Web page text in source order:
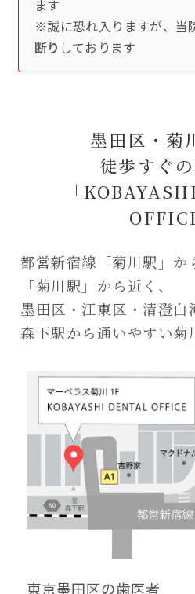
ます
※誠に恐れ入りますが、当
断り しております
墨田区・菊
徒歩すぐ
「
都営新宿線「菊川駅」か
「菊川駅」から近く、
墨田区・江東区・清澄白
森下駅から通いやすい菊
東京墨田区の歯医者